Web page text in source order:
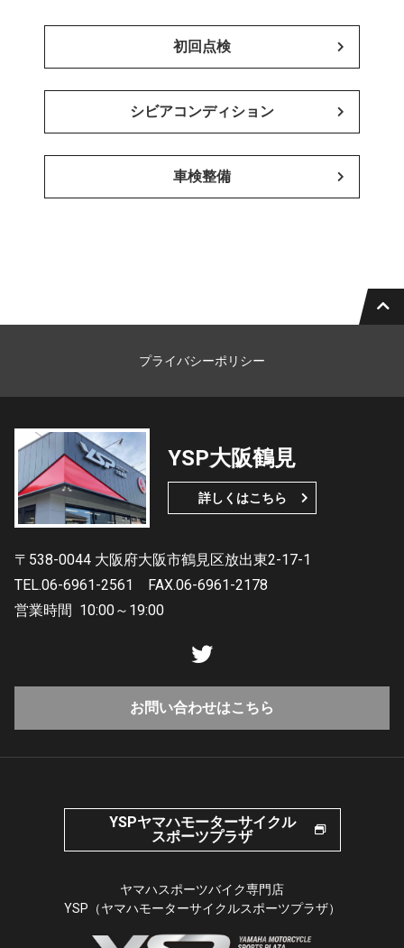
初回点検
シビアコンディション
車検整備
プライバシーポリシー
YSP大阪鶴見
詳しくはこちら
〒538-0044 大阪府大阪市鶴見区放出東2-17-1
TEL.06-6961-2561
FAX.06-6961-2178
営業時間 10:00～19:00
お問い合わせはこちら
YSPヤマハモーターサイクル
スポーツプラザ
ヤマハスポーツバイク専門店
YSP（ヤマハモーターサイクルスポーツプラザ）